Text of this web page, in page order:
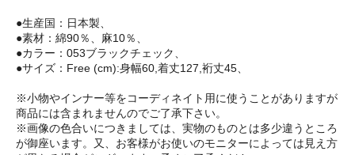
●生産国：日本製、
●素材：綿90％、麻10％、
●カラー：053ブラックチェック、
●サイズ：Free (cm):身幅60,着丈127,裄丈45、
※小物やインナー等をコーディネイト用に使うことがありますが
商品には含まれませんのでご了承下さい。
※画像の色合いにつきましては、実物のものとは多少違うところ
が御座います。又、お客様がお使いのモニターによっては見え方